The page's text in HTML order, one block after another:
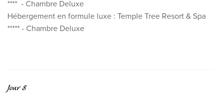
**** - Chambre Deluxe
Hébergement en formule luxe : Temple Tree Resort & Spa
***** - Chambre Deluxe
Jour 8